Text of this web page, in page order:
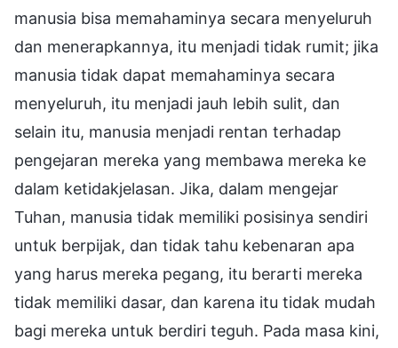
manusia bisa memahaminya secara menyeluruh
dan menerapkannya, itu menjadi tidak rumit; jika
manusia tidak dapat memahaminya secara
menyeluruh, itu menjadi jauh lebih sulit, dan
selain itu, manusia menjadi rentan terhadap
pengejaran mereka yang membawa mereka ke
dalam ketidakjelasan. Jika, dalam mengejar
Tuhan, manusia tidak memiliki posisinya sendiri
untuk berpijak, dan tidak tahu kebenaran apa
yang harus mereka pegang, itu berarti mereka
tidak memiliki dasar, dan karena itu tidak mudah
bagi mereka untuk berdiri teguh. Pada masa kini,